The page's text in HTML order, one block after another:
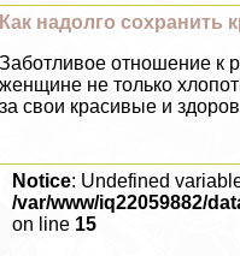
Как надолго сохранить
Заботливое отношение к
женщине не только
за свои красивые и
Notice: Undefined
/var/www/iq22059882/
on line 15